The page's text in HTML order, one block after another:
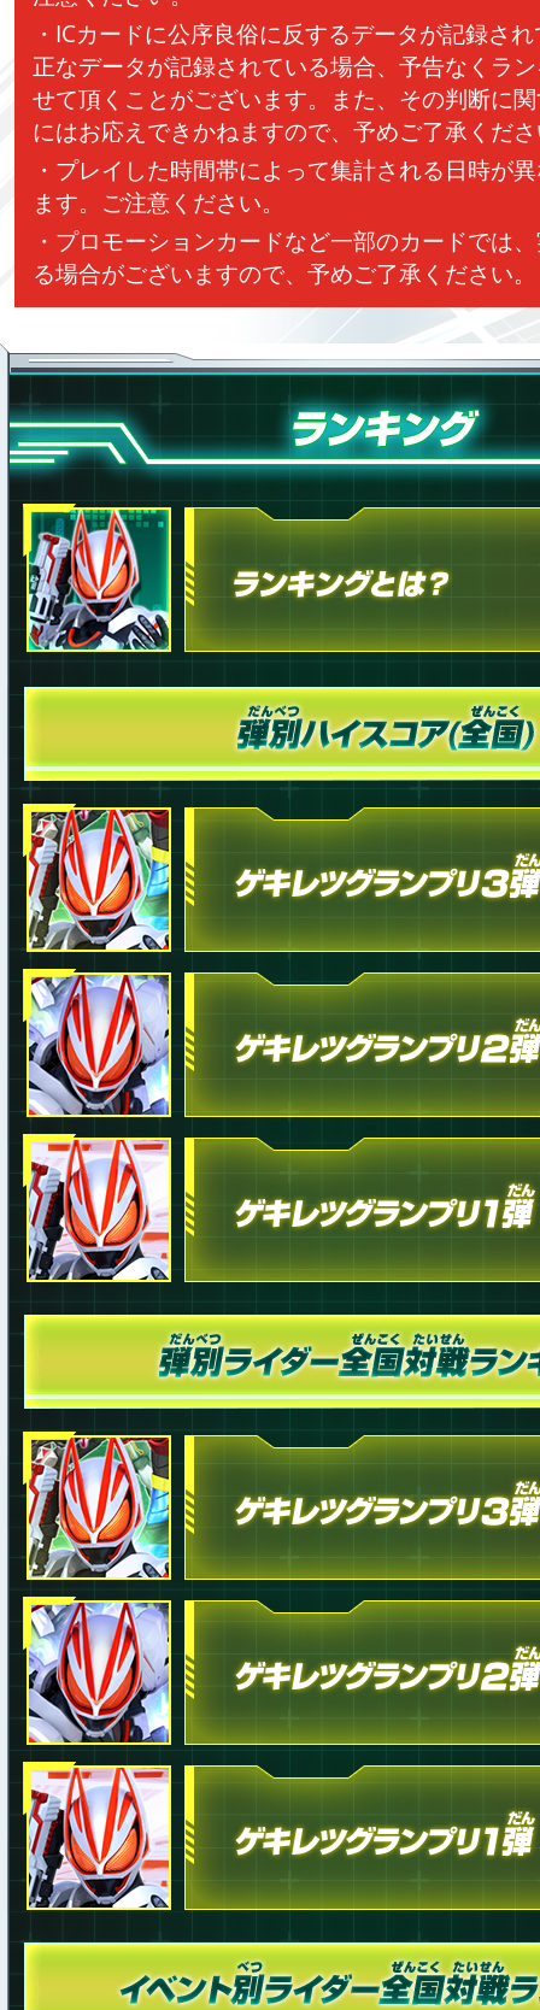
・ICカードに公序良俗に反するデータが記録さ
正なデータが記録されている場合、予告なくラ
せて頂くことがございます。また、その判断に
にはお応えできかねますので、予めご了承くだ
・プレイした時間帯によって集計される日時が
ます。ご注意ください。
・プロモーションカードなど一部のカードでは
る場合がございますので、予めご了承ください。